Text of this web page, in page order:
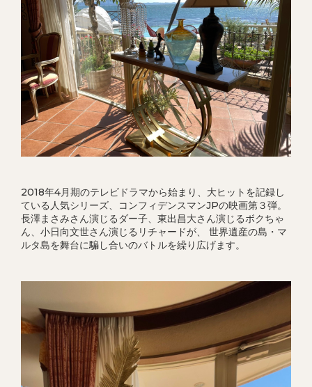
2018年4月期のテレビドラマから始まり、大ヒットを記録し
ている人気シリーズ、コンフィデンスマンJPの映画第３弾。
長澤まさみさん演じるダー子、東出昌大さん演じるボクちゃ
ん、小日向文世さん演じるリチャードが、 世界遺産の島・マ
ルタ島を舞台に騙し合いのバトルを繰り広げます。